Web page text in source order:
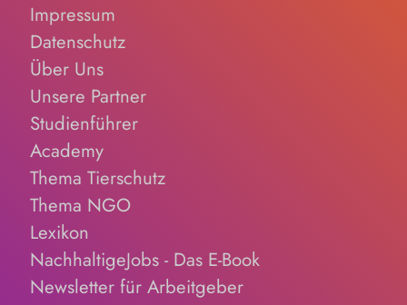
Impressum
Datenschutz
Über Uns
Unsere Partner
Studienführer
Academy
Thema Tierschutz
Thema NGO
Lexikon
NachhaltigeJobs - Das E-Book
Newsletter für Arbeitgeber